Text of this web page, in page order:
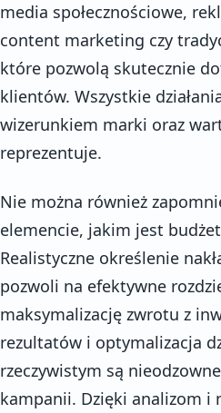
media społecznościowe,
content marketing czy
które pozwolą skutecznie
klientów. Wszystkie
wizerunkiem marki oraz
reprezentuje.
Nie można również
elemencie, jakim jest
Realistyczne określenie
pozwoli na efektywne
maksymalizację zwrotu z
rezultatów i optymalizacja
rzeczywistym są
kampanii. Dzięki analizom i